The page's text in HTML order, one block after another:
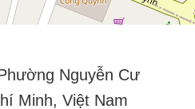
Nguyễn Cư
Minh, Việt Nam